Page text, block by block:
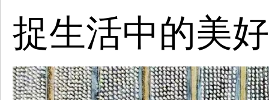
捉生活中的美